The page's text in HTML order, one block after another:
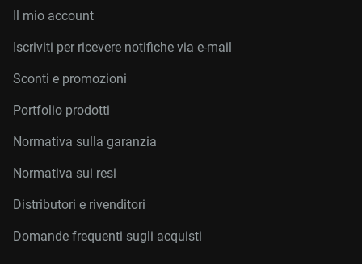
Il mio account
Iscriviti per ricevere notifiche via e-mail
Sconti e promozioni
Portfolio prodotti
Normativa sulla garanzia
Normativa sui resi
Distributori e rivenditori
Domande frequenti sugli acquisti